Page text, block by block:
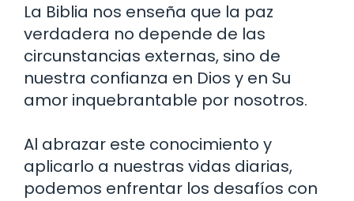
La Biblia nos enseña que la paz
verdadera no depende de las
circunstancias externas, sino de
nuestra confianza en Dios y en Su
amor inquebrantable por nosotros.
Al abrazar este conocimiento y
aplicarlo a nuestras vidas diarias,
podemos enfrentar los desafíos con